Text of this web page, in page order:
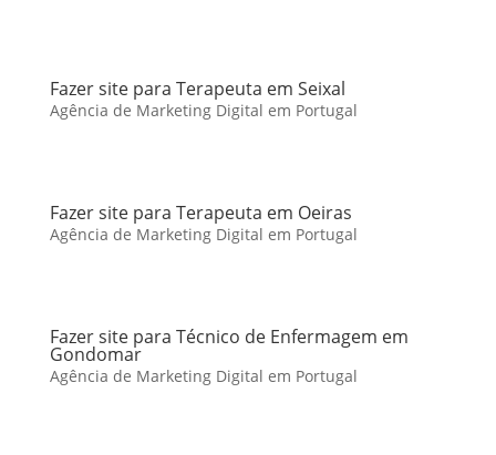
Fazer site para Terapeuta em Seixal
Agência de Marketing Digital em Portugal
Fazer site para Terapeuta em Oeiras
Agência de Marketing Digital em Portugal
Fazer site para Técnico de Enfermagem em
Gondomar
Agência de Marketing Digital em Portugal